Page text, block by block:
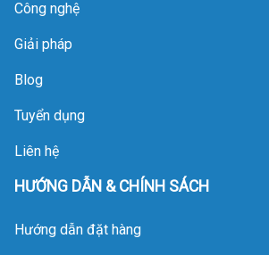
tiết cơ chế suy kiệt của
vật liệu lọc và quy trình
nhằm giúp gia chủ tối
ưu hóa tuổi thọ cho
khoản đầu tư này.
Công nghệ
Giải pháp
Blog
Tuyển dụng
Liên hệ
HƯỚNG DẪN & CHÍNH SÁCH
Hướng dẫn đặt hàng